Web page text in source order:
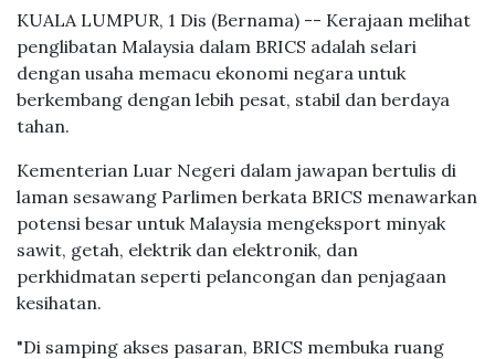
KUALA LUMPUR, 1 Dis (Bernama) -- Kerajaan melihat
penglibatan Malaysia dalam BRICS adalah selari
dengan usaha memacu ekonomi negara untuk
berkembang dengan lebih pesat, stabil dan berdaya
tahan.
Kementerian Luar Negeri dalam jawapan bertulis di
laman sesawang Parlimen berkata BRICS menawarkan
potensi besar untuk Malaysia mengeksport minyak
sawit, getah, elektrik dan elektronik, dan
perkhidmatan seperti pelancongan dan penjagaan
kesihatan.
"Di samping akses pasaran, BRICS membuka ruang